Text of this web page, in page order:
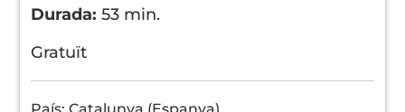
Durada:53 min.
Gratuït